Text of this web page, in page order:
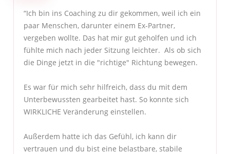
“Ich bin ins Coaching zu dir gekommen, weil ich ein
paar Menschen, darunter einem Ex-Partner,
vergeben wollte. Das hat mir gut geholfen und ich
fühlte mich nach jeder Sitzung leichter. Als ob sich
die Dinge jetzt in die "richtige" Richtung bewegen.
Es war für mich sehr hilfreich, dass du mit dem
Unterbewussten gearbeitet hast. So konnte sich
WIRKLICHE Veränderung einstellen.
Außerdem hatte ich das Gefühl, ich kann dir
vertrauen und du bist eine belastbare, stabile